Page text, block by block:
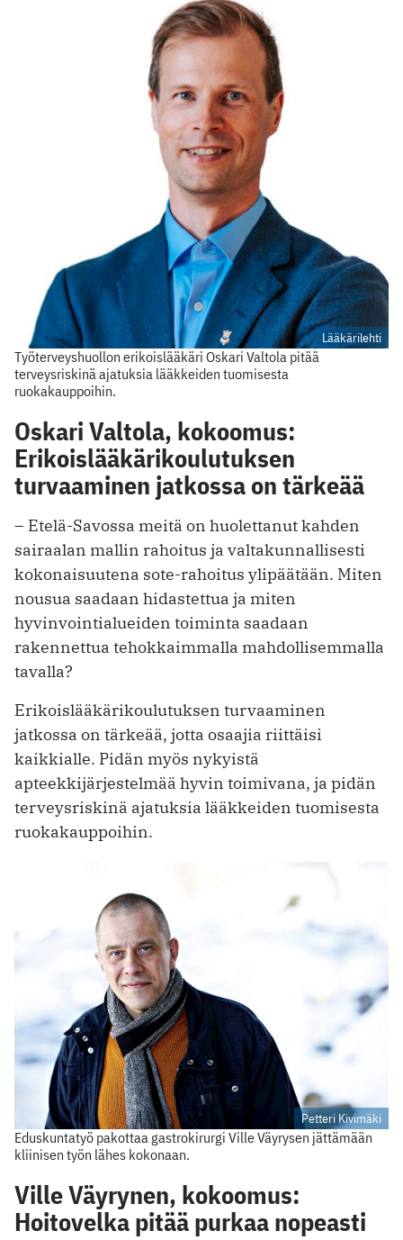
Lääkärilehti
Työterveyshuollon erikoislääkäri Oskari Valtola pitää
terveysriskinä ajatuksia lääkkeiden tuomisesta
ruokakauppoihin.
Oskari Valtola, kokoomus:
Erikoislääkärikoulutuksen
turvaaminen jatkossa on tärkeää
– Etelä-Savossa meitä on huolettanut kahden
sairaalan mallin rahoitus ja valtakunnallisesti
kokonaisuutena sote-rahoitus ylipäätään. Miten
nousua saadaan hidastettua ja miten
hyvinvointialueiden toiminta saadaan
rakennettua tehokkaimmalla mahdollisemmalla
tavalla?
Erikoislääkärikoulutuksen turvaaminen
jatkossa on tärkeää, jotta osaajia riittäisi
kaikkialle. Pidän myös nykyistä
apteekkijärjestelmää hyvin toimivana, ja pidän
terveysriskinä ajatuksia lääkkeiden tuomisesta
ruokakauppoihin.
Petteri Kivimäki
Eduskuntatyö pakottaa gastrokirurgi Ville Väyrysen jättämään
kliinisen työn lähes kokonaan.
Ville Väyrynen, kokoomus:
Hoitovelka pitää purkaa nopeasti